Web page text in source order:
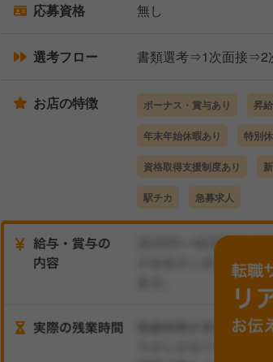
応募資格 無し
選考フロー 書類選考⇒1次面接⇒2
お店の特徴 ボーナス・賞与あり 昇
年末年始休暇あり 特別
資格取得支援制度あり
駅チカ 急募求人